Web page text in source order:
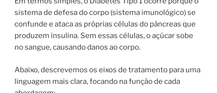
sistema de defesa do corpo (sistema imunológico) se
confunde e ataca as próprias células do pâncreas que
produzem insulina. Sem essas células, o açúcar sobe
no sangue, causando danos ao corpo.
Abaixo, descrevemos os eixos de tratamento para uma
linguagem mais clara, focando na função de cada